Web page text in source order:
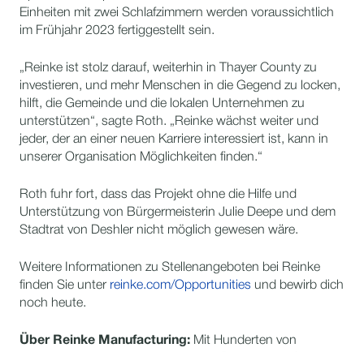
Einheiten mit zwei Schlafzimmern werden voraussichtlich
im Frühjahr 2023 fertiggestellt sein.
„Reinke ist stolz darauf, weiterhin in Thayer County zu
investieren, und mehr Menschen in die Gegend zu locken,
hilft, die Gemeinde und die lokalen Unternehmen zu
unterstützen“, sagte Roth. „Reinke wächst weiter und
jeder, der an einer neuen Karriere interessiert ist, kann in
unserer Organisation Möglichkeiten finden.“
Roth fuhr fort, dass das Projekt ohne die Hilfe und
Unterstützung von Bürgermeisterin Julie Deepe und dem
Stadtrat von Deshler nicht möglich gewesen wäre.
Weitere Informationen zu Stellenangeboten bei Reinke
finden Sie unter reinke.com/Opportunities und bewirb dich
noch heute.
Über Reinke Manufacturing: Mit Hunderten von